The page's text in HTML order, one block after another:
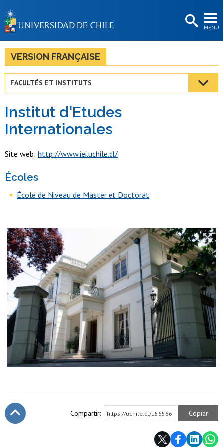
MENÚ
BIBLIOTECAS
LA UNIVERSIDAD
Estudiantes
Académicas/os
Funcionarias/os
Egresadas/os
VERSION FRANÇAISE
FACULTÉS ET INSTITUTS
Institut d'Etudes
Internationales
Site web: http://www.iei.uchile.cl/
Écoles
École de Niveau de Master et Doctorat
Compartir: https://uchile.cl/u56566 Copiar